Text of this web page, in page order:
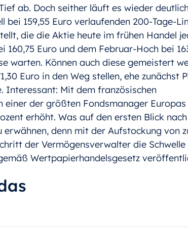
ab. Doch seither läuft es wieder
159,55 Euro verlaufenden 200-Tage-
die die Aktie heute im frühen Handel
Euro und dem Februar-Hoch bei
warten. Können auch diese gemeistert
Euro in den Weg stellen, ehe zunächst
Interessant: Mit dem französischen
der größten Fondsmanager Europas
erhöht. Was auf den ersten Blick
erwähnen, denn mit der Aufstockung von
der Vermögensverwalter die Schwelle
Wertpapierhandelsgesetz